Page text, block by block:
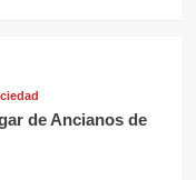
de Ancianos de